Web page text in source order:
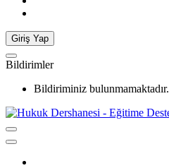
Giriş Yap
Bildirimler
Bildiriminiz bulunmamaktadır.